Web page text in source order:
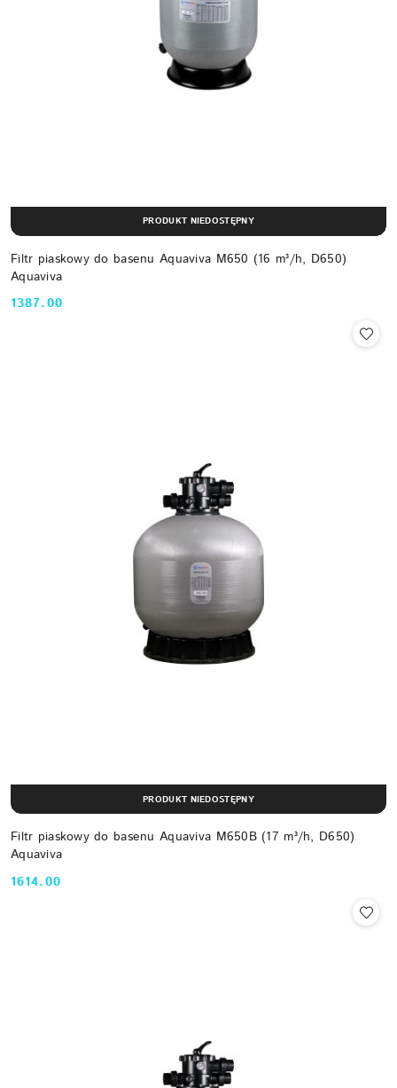
Filtr piaskowy do basenu Aquaviva M650 (16 m³/h, D650)
Aquaviva
Cena:
1387.00
PRODUKT NIEDOSTĘPNY
Filtr piaskowy do basenu Aquaviva M650B (17 m³/h, D650)
Aquaviva
Cena:
1614.00
PRODUKT NIEDOSTĘPNY